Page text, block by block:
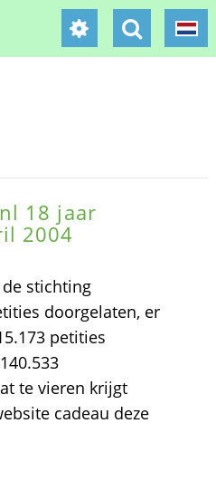
18 jaar
2004
stichting
doorgelaten, er
petities
te vieren krijgt
cadeau deze